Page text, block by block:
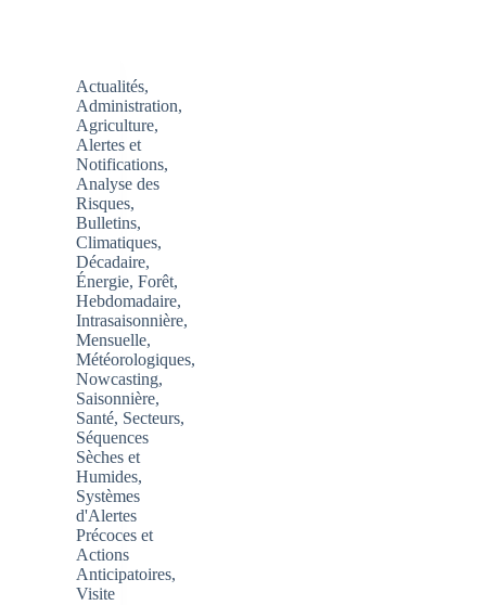
Actualités,
Administration,
Agriculture,
Alertes et
Notifications,
Analyse des
Risques,
Bulletins,
Climatiques,
Décadaire,
Énergie, Forêt,
Hebdomadaire,
Intrasaisonnière,
Mensuelle,
Météorologiques,
Nowcasting,
Saisonnière,
Santé, Secteurs,
Séquences
Sèches et
Humides,
Systèmes
d'Alertes
Précoces et
Actions
Anticipatoires,
Visite